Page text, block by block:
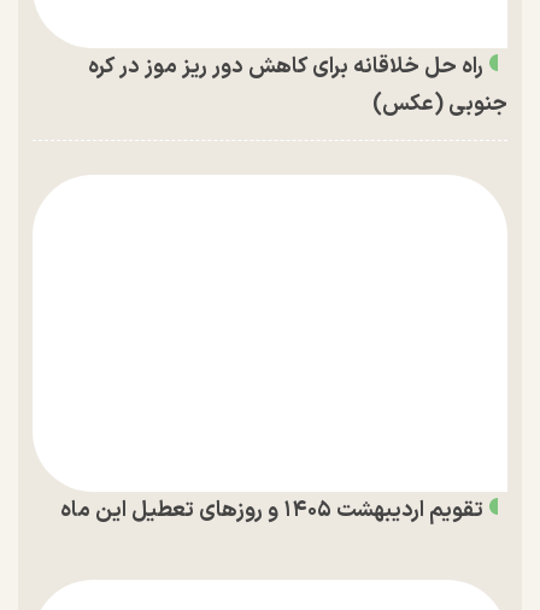
راه حل خلاقانه برای کاهش دور ریز موز در کره
جنوبی (عکس)
تقویم اردیبهشت ۱۴۰۵ و روز‌های تعطیل این ماه